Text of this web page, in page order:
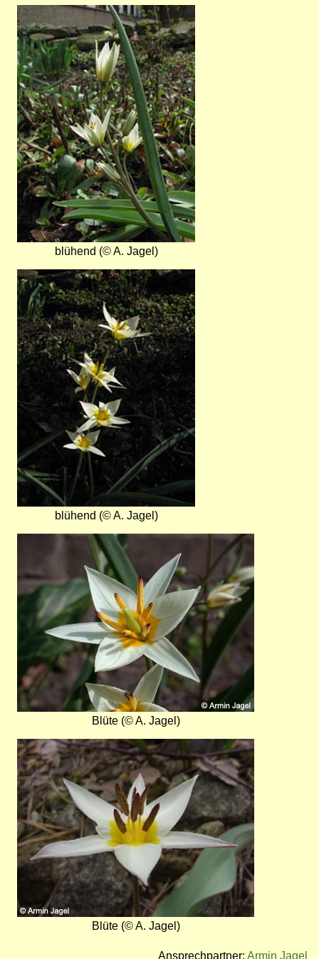
Bild
blühend (© A. Jagel)
Bild
blühend (© A. Jagel)
Blüte (© A. Jagel)
Bild
Blüte (© A. Jagel)
Ansprechpartner: Armin Jagel